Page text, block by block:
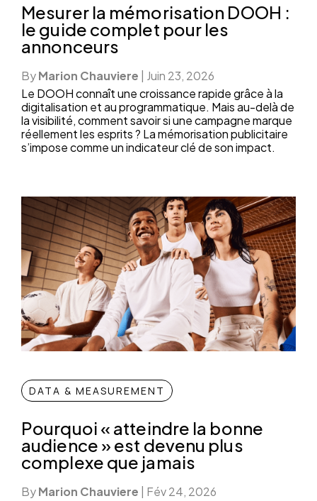
Mesurer la mémorisation DOOH :
le guide complet pour les
annonceurs
ByMarion Chauviere | Juin 23, 2026
Le DOOH connaît une croissance rapide grâce à la
digitalisation et au programmatique. Mais au-delà de
la visibilité, comment savoir si une campagne marque
réellement les esprits ? La mémorisation publicitaire
s’impose comme un indicateur clé de son impact.
DATA & MEASUREMENT
Pourquoi « atteindre la bonne
audience » est devenu plus
complexe que jamais
ByMarion Chauviere
Fév 24, 2026